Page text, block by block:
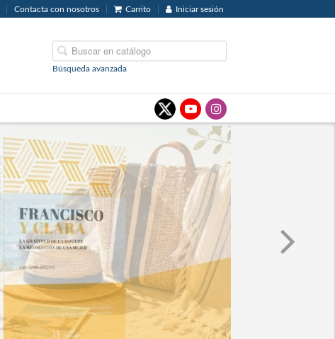
Contacta con nosotros Carrito Iniciar sesión
Búsqueda avanzada